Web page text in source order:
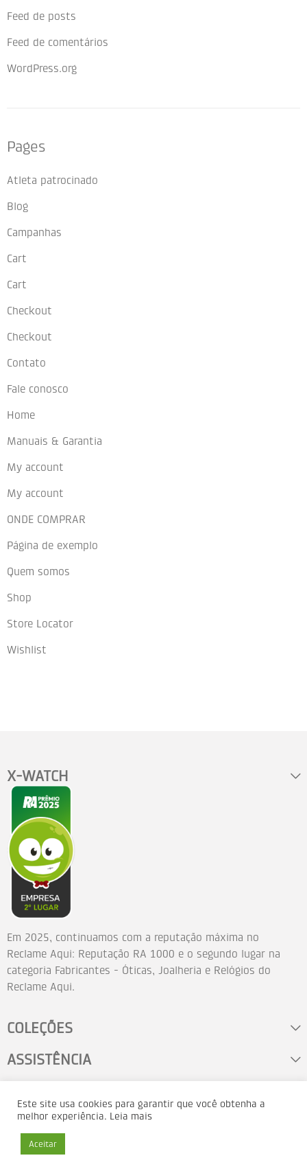
Feed de posts
Feed de comentários
WordPress.org
Pages
Atleta patrocinado
Blog
Campanhas
Cart
Cart
Checkout
Checkout
Contato
Fale conosco
Home
Manuais & Garantia
My account
My account
ONDE COMPRAR
Página de exemplo
Quem somos
Shop
Store Locator
Wishlist
X-WATCH
Em 2025, continuamos com a reputação máxima no
Reclame Aqui: Reputação RA 1000 e o segundo lugar na
categoria Fabricantes - Óticas, Joalheria e Relógios do
Reclame Aqui.
COLEÇÕES
ASSISTÊNCIA
Este site usa cookies para garantir que você obtenha a
melhor experiência. Leia mais
Aceitar